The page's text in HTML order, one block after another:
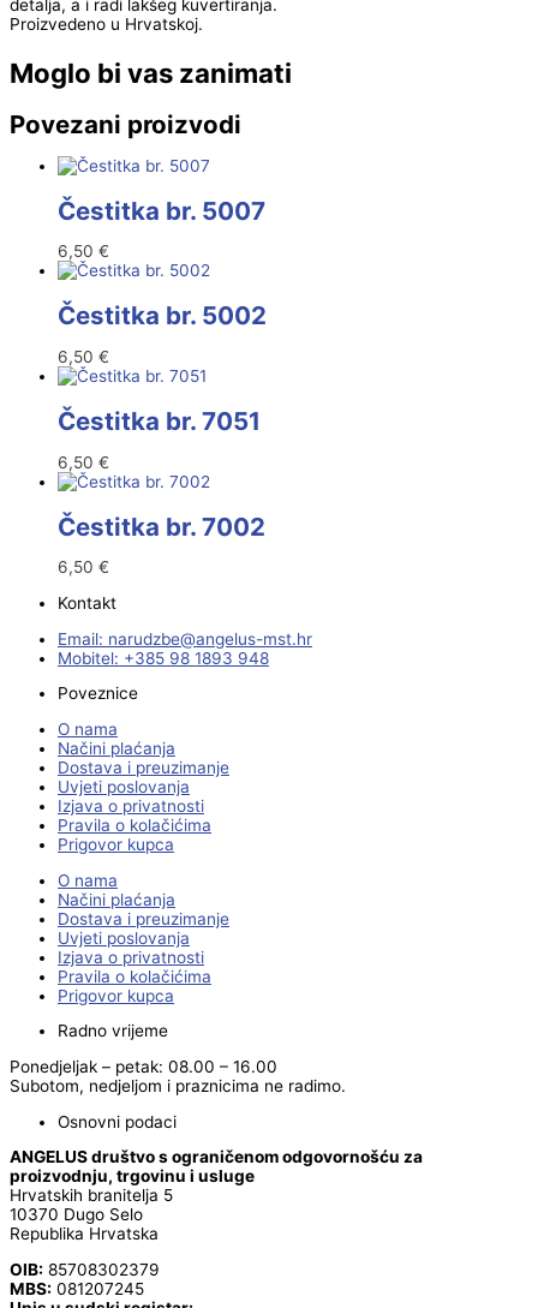
detalja, a i radi lakšeg kuvertiranja.
Proizvedeno u Hrvatskoj.
Moglo bi vas zanimati
Povezani proizvodi
Čestitka br. 5007
6,50 €
Čestitka br. 5002
6,50 €
Čestitka br. 7051
6,50 €
Čestitka br. 7002
6,50 €
Kontakt
Email:
rh.tsm-sulegna
@ebzduran
Mobitel: +385 98 1893 948
Poveznice
O nama
Načini plaćanja
Dostava i preuzimanje
Uvjeti poslovanja
Izjava o privatnosti
Pravila o kolačićima
Prigovor kupca
O nama
Načini plaćanja
Dostava i preuzimanje
Uvjeti poslovanja
Izjava o privatnosti
Pravila o kolačićima
Prigovor kupca
Radno vrijeme
Ponedjeljak – petak: 08.00 – 16.00
Subotom, nedjeljom i praznicima ne radimo.
Osnovni podaci
ANGELUS društvo s ograničenom odgovornošću za
proizvodnju, trgovinu i usluge
Hrvatskih branitelja 5
10370 Dugo Selo
Republika Hrvatska
OIB: 85708302379
MBS: 081207245